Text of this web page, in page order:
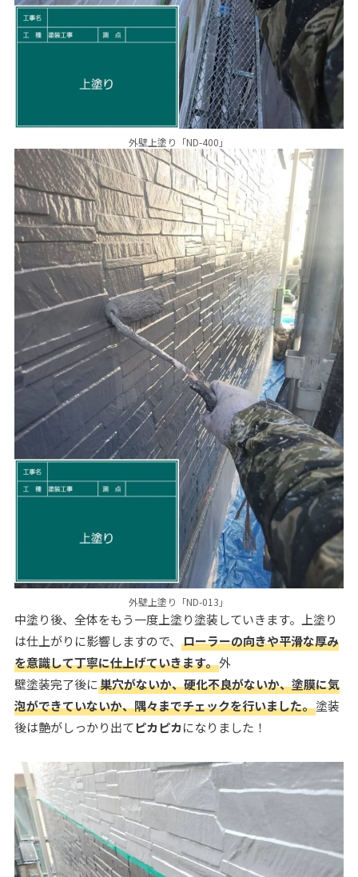
外壁上塗り「ND-400」
外壁上塗り「ND-013」
中塗り後、全体をもう一度上塗り塗装していきます。上塗り
は仕上がりに影響しますので、 ローラーの向きや平滑な厚み
を意識して丁寧に仕上げていきます。外
壁塗装完了後に巣穴がないか、硬化不良がないか、塗膜に気
泡ができていないか、隅々までチェックを行いました。塗装
後は艶がしっかり出てピカピカになりました！